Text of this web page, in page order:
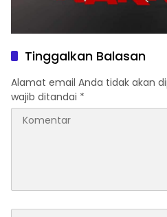
Tinggalkan Balasan
Alamat email Anda tidak akan
wajib ditandai *